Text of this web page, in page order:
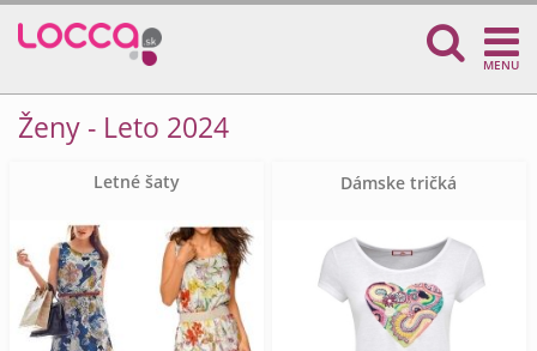
MENU
Ženy - Leto 2024
Letné šaty Dámske tričká